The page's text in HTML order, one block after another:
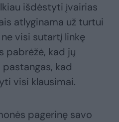
išdėstyti įvairias
atlyginama už turtui
visi sutartį linkę
pabrėžė, kad jų
kad
visi klausimai.
pagerinę savo